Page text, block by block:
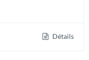
Détails